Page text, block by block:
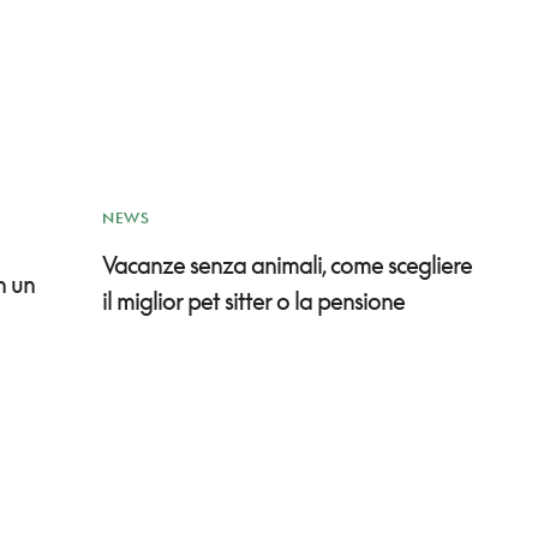
un
NEWS
Vacanze senza animali, come scegliere
il miglior pet sitter o la pensione